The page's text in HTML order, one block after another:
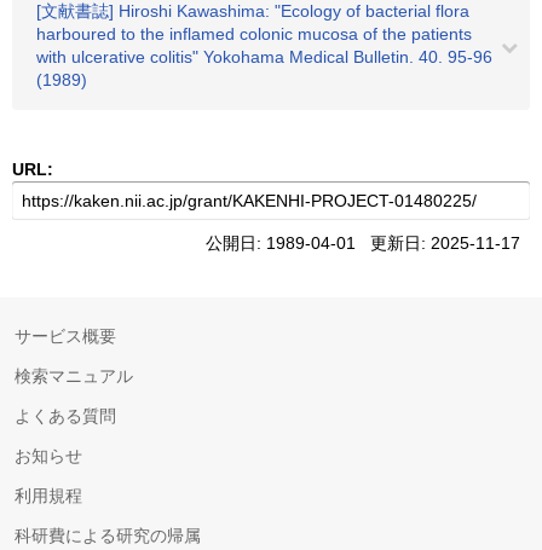
[文献書誌] Hiroshi Kawashima: "Ecology of bacterial flora
harboured to the inflamed colonic mucosa of the patients
with ulcerative colitis" Yokohama Medical Bulletin. 40. 95-96
(1989)
URL:
公開日: 1989-04-01 更新日: 2025-11-17
サービス概要
検索マニュアル
よくある質問
お知らせ
利用規程
科研費による研究の帰属